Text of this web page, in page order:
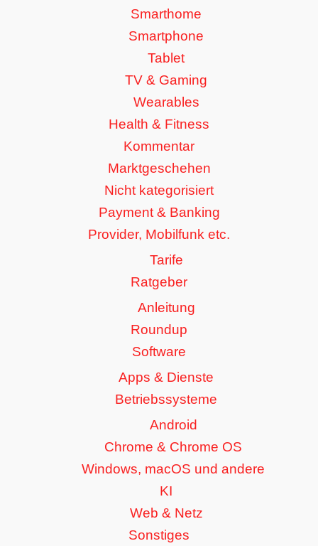
Smarthome
Smartphone
Tablet
TV & Gaming
Wearables
Health & Fitness
Kommentar
Marktgeschehen
Nicht kategorisiert
Payment & Banking
Provider, Mobilfunk etc.
Tarife
Ratgeber
Anleitung
Roundup
Software
Apps & Dienste
Betriebssysteme
Android
Chrome & Chrome OS
Windows, macOS und andere
KI
Web & Netz
Sonstiges